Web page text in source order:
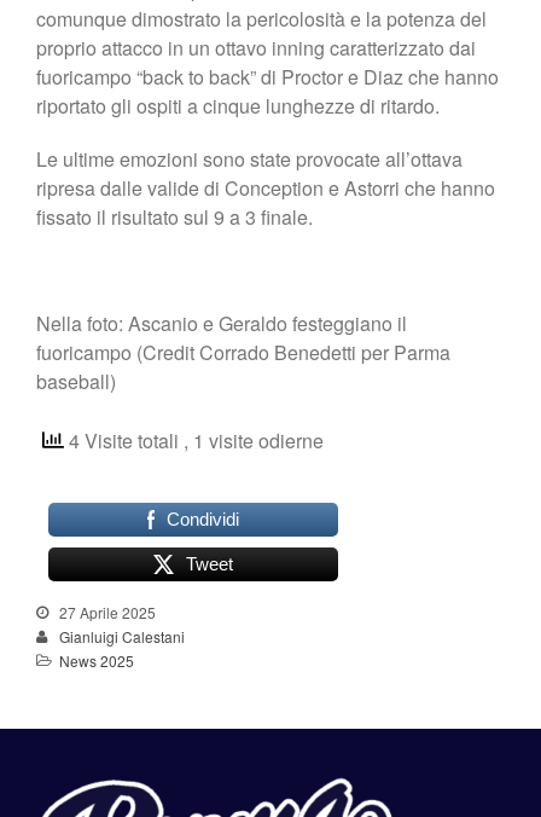
comunque dimostrato la pericolosità e la potenza del
proprio attacco in un ottavo inning caratterizzato dai
fuoricampo “back to back” di Proctor e Diaz che hanno
riportato gli ospiti a cinque lunghezze di ritardo.
Le ultime emozioni sono state provocate all’ottava
ripresa dalle valide di Conception e Astorri che hanno
fissato il risultato sul 9 a 3 finale.
Nella foto: Ascanio e Geraldo festeggiano il
fuoricampo (Credit Corrado Benedetti per Parma
baseball)
4 Visite totali , 1 visite odierne
Condividi
Tweet
27 Aprile 2025
Gianluigi Calestani
News 2025